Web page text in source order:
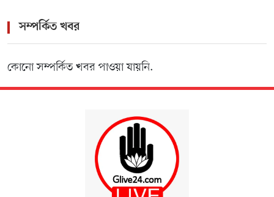
সম্পর্কিত খবর
কোনো সম্পর্কিত খবর পাওয়া যায়নি.